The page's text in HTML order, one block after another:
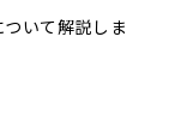
いて解説しま